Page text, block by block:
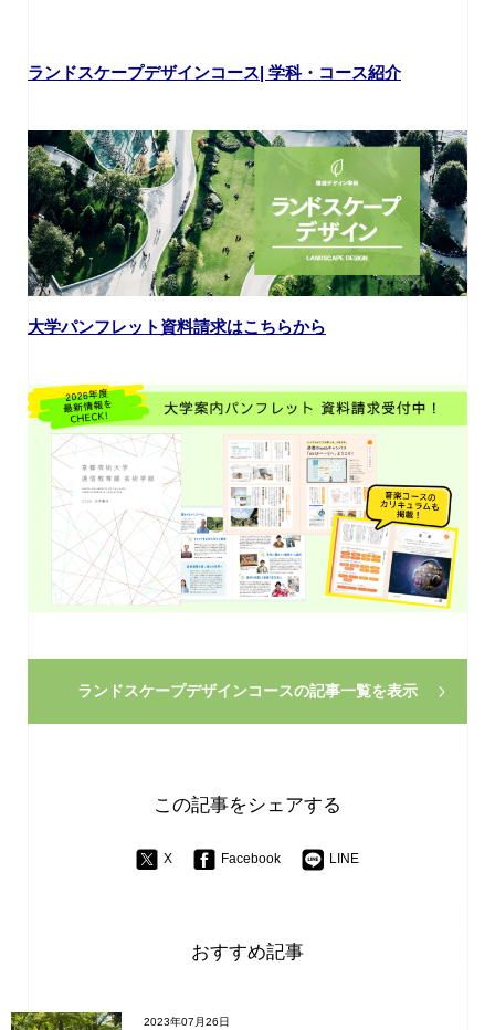
ランドスケープデザインコース| 学科・コース紹介
大学パンフレット資料請求はこちらから
ランドスケープデザインコースの記事一覧を表示
この記事をシェアする
X Facebook LINE
おすすめ記事
2023年07月26日